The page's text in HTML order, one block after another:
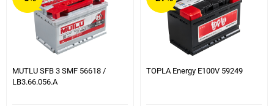
MUTLU SFB 3 SMF 56618 /
LB3.66.056.A
TOPLA Energy E100V 59249